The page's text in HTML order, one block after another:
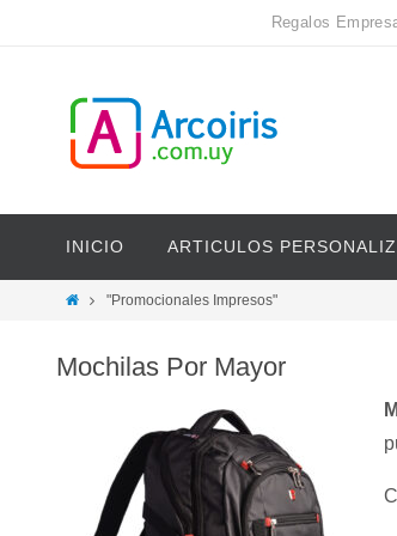
Regalos
INICIO ARTICULOS
"Promocionales Impresos"
Mochilas Por Mayor